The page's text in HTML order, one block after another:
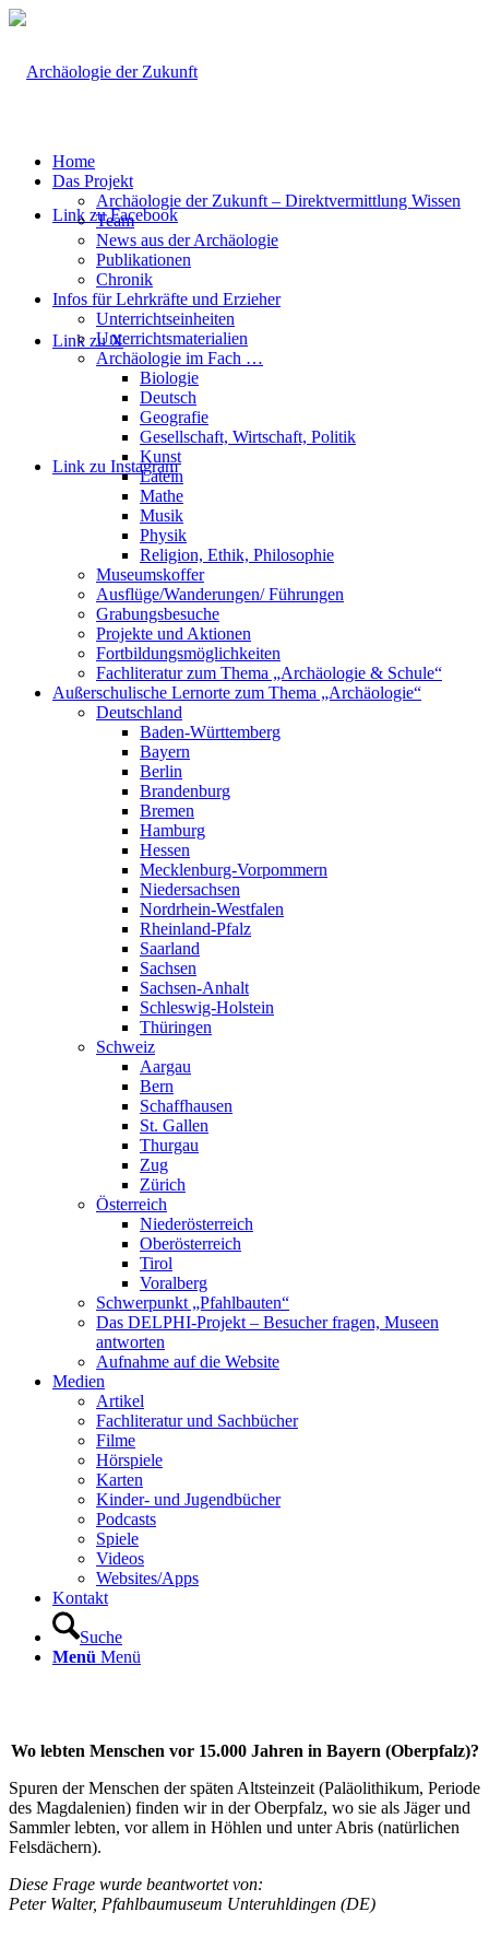
Link zu Facebook
Link zu X
Link zu Instagram
Home
Das Projekt
Archäologie der Zukunft – Direktvermittlung Wissen
Team
News aus der Archäologie
Publikationen
Chronik
Infos für Lehrkräfte und Erzieher
Unterrichtseinheiten
Unterrichtsmaterialien
Archäologie im Fach …
Biologie
Deutsch
Geografie
Gesellschaft, Wirtschaft, Politik
Kunst
Latein
Mathe
Musik
Physik
Religion, Ethik, Philosophie
Museumskoffer
Ausflüge/Wanderungen/ Führungen
Grabungsbesuche
Projekte und Aktionen
Fortbildungsmöglichkeiten
Fachliteratur zum Thema „Archäologie & Schule“
Außerschulische Lernorte zum Thema „Archäologie“
Deutschland
Baden-Württemberg
Bayern
Berlin
Brandenburg
Bremen
Hamburg
Hessen
Mecklenburg-Vorpommern
Niedersachsen
Nordrhein-Westfalen
Rheinland-Pfalz
Saarland
Sachsen
Sachsen-Anhalt
Schleswig-Holstein
Thüringen
Schweiz
Aargau
Bern
Schaffhausen
St. Gallen
Thurgau
Zug
Zürich
Österreich
Niederösterreich
Oberösterreich
Tirol
Voralberg
Schwerpunkt „Pfahlbauten“
Das DELPHI-Projekt – Besucher fragen, Museen
antworten
Aufnahme auf die Website
Medien
Artikel
Fachliteratur und Sachbücher
Filme
Hörspiele
Karten
Kinder- und Jugendbücher
Podcasts
Spiele
Videos
Websites/Apps
Kontakt
Suche
Menü Menü
Wo lebten Menschen vor 15.000 Jahren in Bayern (Oberpfalz)?
Spuren der Menschen der späten Altsteinzeit (Paläolithikum, Periode
des Magdalenien) finden wir in der Oberpfalz, wo sie als Jäger und
Sammler lebten, vor allem in Höhlen und unter Abris (natürlichen
Felsdächern).
Diese Frage wurde beantwortet von:
Peter Walter, Pfahlbaumuseum Unteruhldingen (DE)